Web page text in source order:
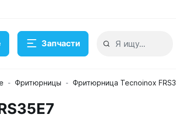
Запчасти
Фритюрницы Фритюрница Tecnoinox